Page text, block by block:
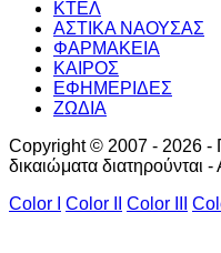
ΚΤΕΛ
ΑΣΤΙΚΑ ΝΑΟΥΣΑΣ
ΦΑΡΜΑΚΕΙΑ
ΚΑΙΡΟΣ
ΕΦΗΜΕΡΙΔΕΣ
ΖΩΔΙΑ
Copyright © 2007 - 2026 -
δικαιώματα διατηρούνται
Color I
Color II Color III